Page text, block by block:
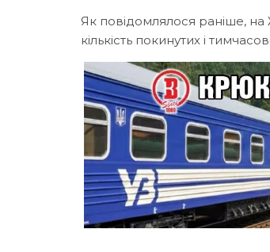
Як повідомлялося раніше,
кількість покинутих і